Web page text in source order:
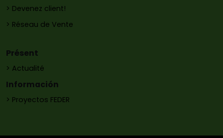
> Devenez client!
> Réseau de Vente
Présent
> Actualité
Información
> Proyectos FEDER